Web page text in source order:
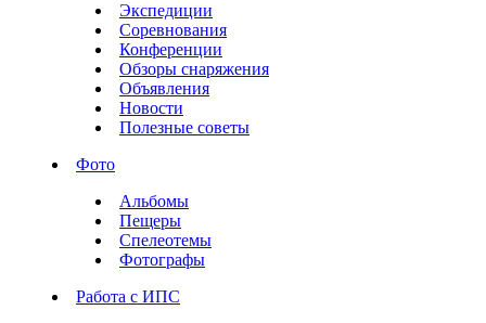
Экспедиции
Соревнования
Конференции
Обзоры снаряжения
Объявления
Новости
Полезные советы
Фото
Альбомы
Пещеры
Спелеотемы
Фотографы
Работа с ИПС